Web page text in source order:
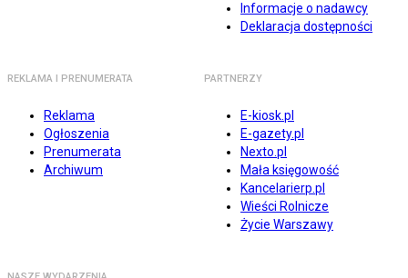
Informacje o nadawcy
Deklaracja dostępności
REKLAMA I PRENUMERATA
Reklama
Ogłoszenia
Prenumerata
Archiwum
PARTNERZY
E-kiosk.pl
E-gazety.pl
Nexto.pl
Mała księgowość
Kancelarierp.pl
Wieści Rolnicze
Życie Warszawy